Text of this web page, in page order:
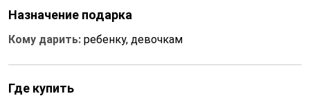
Назначение подарка
Кому дарить: ребенку, девочкам
Где купить